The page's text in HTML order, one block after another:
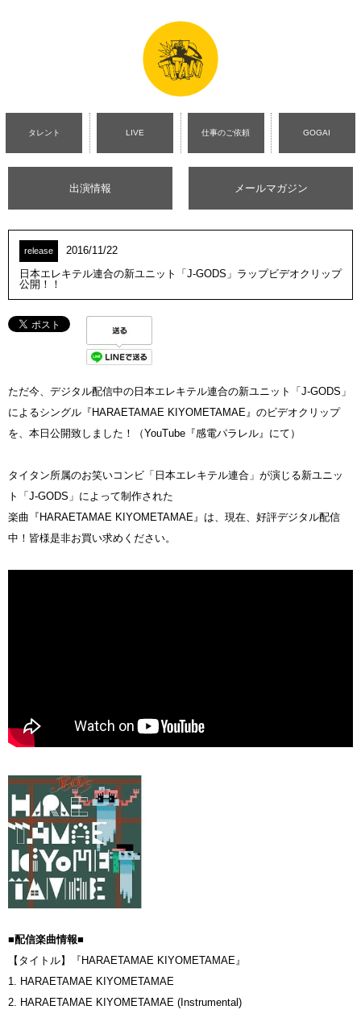
タレント LIVE 仕事のご依頼 GOGAI
出演情報 メールマガジン
release
2016/11/22
日本エレキテル連合の新ユニット「J-GODS」ラップビデオクリップ
公開！！
ただ今、デジタル配信中の日本エレキテル連合の新ユニット「J-GODS」
によるシングル『HARAETAMAE KIYOMETAMAE』のビデオクリップ
を、本日公開致しました！（YouTube『感電パラレル』にて）
タイタン所属のお笑いコンビ「日本エレキテル連合」が演じる新ユニッ
ト「J-GODS」によって制作された
楽曲『HARAETAMAE KIYOMETAMAE』は、現在、好評デジタル配信
中！皆様是非お買い求めください。
■配信楽曲情報■
【タイトル】『HARAETAMAE KIYOMETAMAE』
1. HARAETAMAE KIYOMETAMAE
2. HARAETAMAE KIYOMETAMAE (Instrumental)